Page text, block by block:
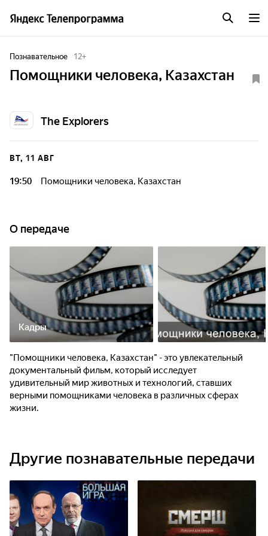
Познавательное 12+
Помощники человека, Казахстан
The Explorers
ВТ, 11 АВГ
19:50 Помощники человека, Казахстан
О передаче
Кадры
"Помощники человека, Казахстан" - это увлекательный
документальный фильм, который исследует
удивительный мир животных и технологий, ставших
верными помощниками человека в различных сферах
жизни.
Другие познавательные передачи